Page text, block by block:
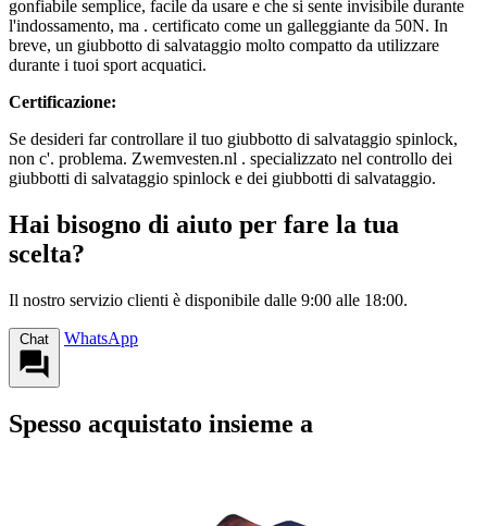
gonfiabile semplice, facile da usare e che si sente invisibile durante
l'indossamento, ma . certificato come un galleggiante da 50N. In
breve, un giubbotto di salvataggio molto compatto da utilizzare
durante i tuoi sport acquatici.
Certificazione:
Se desideri far controllare il tuo giubbotto di salvataggio spinlock,
non c'. problema. Zwemvesten.nl . specializzato nel controllo dei
giubbotti di salvataggio spinlock e dei giubbotti di salvataggio.
Hai bisogno di aiuto per fare la tua
scelta?
Il nostro servizio clienti è disponibile dalle 9:00 alle 18:00.
Chat WhatsApp
Spesso acquistato insieme a